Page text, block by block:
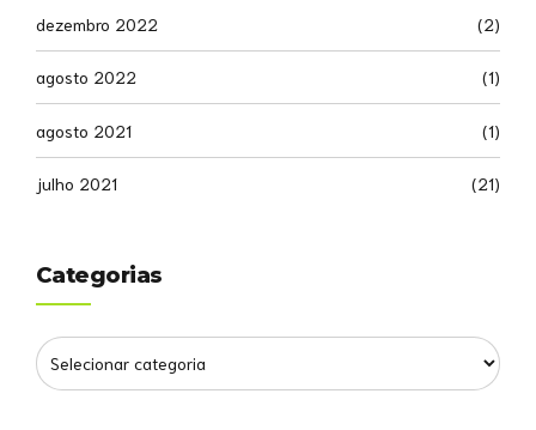
dezembro 2022 (2)
agosto 2022 (1)
agosto 2021 (1)
julho 2021 (21)
Categorias